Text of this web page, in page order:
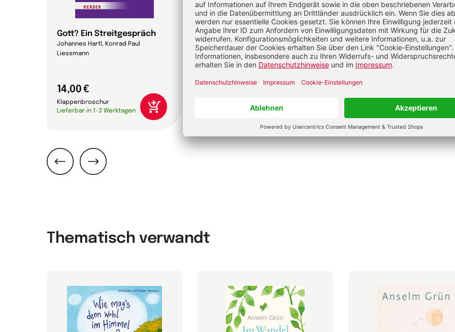
Gott? Ein Streitgespräch
Johannes Hartl, Konrad Paul
Liessmann
14,00 €
Klappenbroschur
Lieferbar in 1-3 Werktagen
Magnifica humanitas
Papst Leo XIV.
Lieferbar in 1-3 Werktagen
Älterwerden – wie geht
Anselm Grün, Gabriela Herpell,
Sebastian Herrmann u.a.
Lieferbar in 1-3 Werktagen
Thematisch verwandt